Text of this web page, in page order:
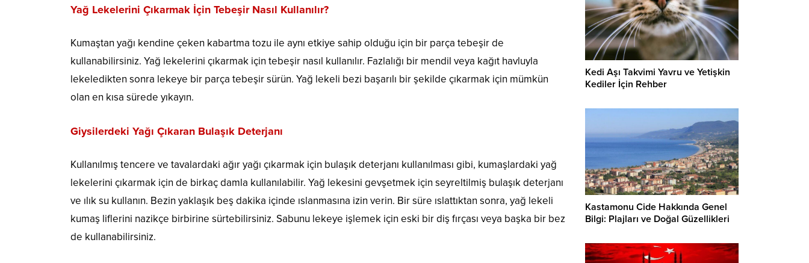
Yağ Lekelerini Çıkarmak İçin Tebeşir Nasıl Kullanılır?
Kumaştan yağı kendine çeken kabartma tozu ile aynı etkiye sahip olduğu için bir parça tebeşir de
kullanabilirsiniz. Yağ lekelerini çıkarmak için tebeşir nasıl kullanılır. Fazlalığı bir mendil veya kağıt havluyla
lekeledikten sonra lekeye bir parça tebeşir sürün. Yağ lekeli bezi başarılı bir şekilde çıkarmak için mümkün
olan en kısa sürede yıkayın.
Giysilerdeki Yağı Çıkaran Bulaşık Deterjanı
Kullanılmış tencere ve tavalardaki ağır yağı çıkarmak için bulaşık deterjanı kullanılması gibi, kumaşlardaki yağ
lekelerini çıkarmak için de birkaç damla kullanılabilir. Yağ lekesini gevşetmek için seyreltilmiş bulaşık deterjanı
ve ılık su kullanın. Bezin yaklaşık beş dakika içinde ıslanmasına izin verin. Bir süre ıslattıktan sonra, yağ lekeli
kumaş liflerini nazikçe birbirine sürtebilirsiniz. Sabunu lekeye işlemek için eski bir diş fırçası veya başka bir bez
de kullanabilirsiniz.
Kedi Aşı Takvimi Yavru ve Yetişkin
Kediler İçin Rehber
Kastamonu Cide Hakkında Genel
Bilgi: Plajları ve Doğal Güzellikleri